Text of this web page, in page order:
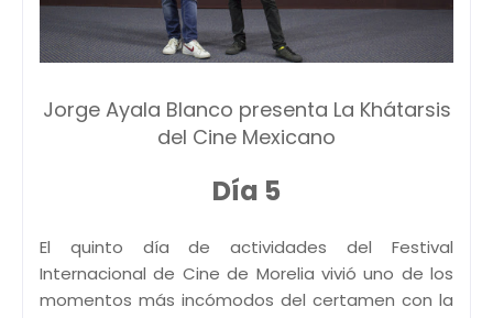
Jorge Ayala Blanco presenta La Khátarsis
del Cine Mexicano
Día 5
El quinto día de actividades del Festival
Internacional de Cine de Morelia vivió uno de los
momentos más incómodos del certamen con la